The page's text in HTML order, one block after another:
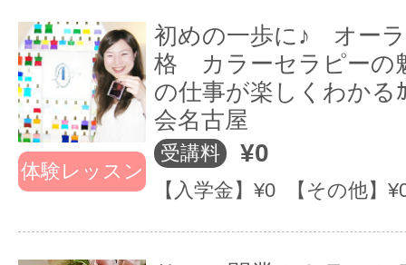
全国で活躍中のパーソナルカラー
サルタント、カラーセラピスト等
パーソナルカラー、スタイル分析
ートセラピー、オーラソーマカラ
格、イメージコンサルタント養成
駅からも近く通い易く好評を頂い
お仕事帰りのＯＬさんもたくさん
おります。
夜のクラスを設けておりますので
からでも通う事が可能です♪
パーソナルカラーズでは、
体験レッスン
初めの一歩に♪ オー
格 カラーセラピーの
の仕事が楽しくわかる
会名古屋
受講料 ¥0
【入学金】¥0 【その他】